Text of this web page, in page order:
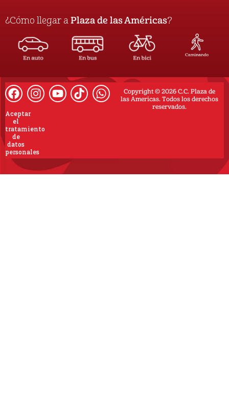
¿Cómo llegar a Plaza de las Américas?
Copyright © 2026 C.C. Plaza de
las Americas. Todos los derechos
reservados.
Aceptar
el
tratamiento
de
datos
personales